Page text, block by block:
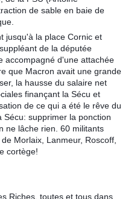
de sable en baie de
jusqu'à la place Cornic et
de la députée
accompagné d'une attachée
que Macron avait une grande
la hausse du salaire net
finançant la Sécu et
de ce qui a été le rêve du
supprimer la ponction
ne lâche rien. 60 militants
Morlaix, Lanmeur, Roscoff,
cortège!
Riches, toutes et tous dans